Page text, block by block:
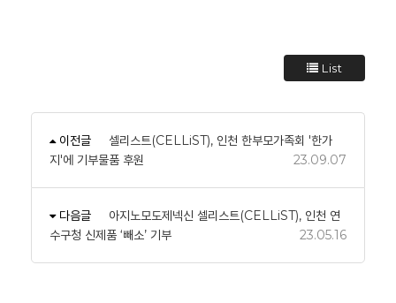
List
이전글
셀리스트(CELLiST), 인천 한부모가족회 '한가
지'에 기부물품 후원
23.09.07
다음글
아지노모도제넥신 셀리스트(CELLiST), 인천 연
수구청 신제품 ‘빼소’ 기부
23.05.16